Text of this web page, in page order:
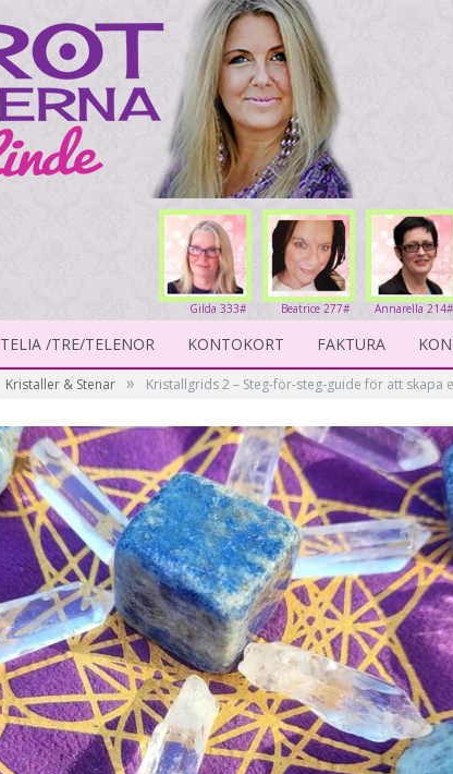
Annarella 214#
Beatrice 277#
Gilda 333#
TELIA /TRE/TELENOR KONTOKORT FAKTURA
Kristaller & Stenar » Kristallgrids 2 – Steg-för-steg-guide för att skapa